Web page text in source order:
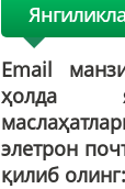
Email
ҳолда
элетрон
қилиб олинг: